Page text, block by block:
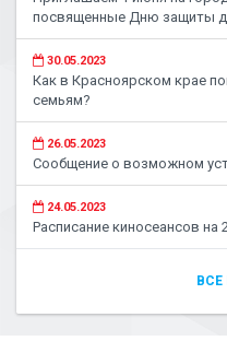
посвященные Дню защиты
30.05.2023
Как в Красноярском крае
семьям?
26.05.2023
Сообщение о возможном
24.05.2023
Расписание киносеансов на